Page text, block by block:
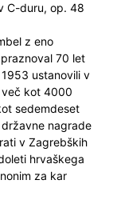
C-duru, op. 48
z eno
70 let
ustanovili v
več kot 4000
sedemdeset
nagrade
v Zagrebških
hrvaškega
za kar